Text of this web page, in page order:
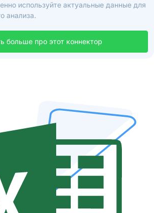
используйте актуальные данные для
анализа.
больше про этот коннектор